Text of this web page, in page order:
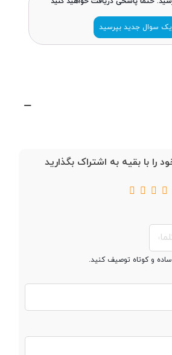
میلی متر
1x2.84 GHz Kryo 680 & 3x2.42 GHz
یک سوال جدید بپرسید
را با بقیه به اشتراک بگذارید
و کوتاه توصیف کنید.